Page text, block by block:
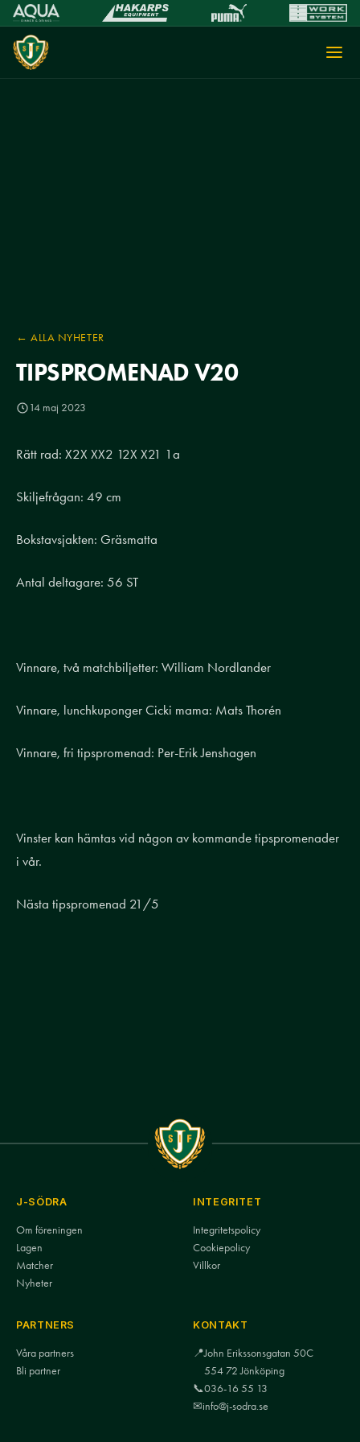
← ALLA NYHETER
TIPSPROMENAD V20
14 maj 2023
Rätt rad: X2X XX2 12X X21 1a
Skiljefrågan: 49 cm
Bokstavsjakten: Gräsmatta
Antal deltagare: 56 ST
Vinnare, två matchbiljetter: William Nordlander
Vinnare, lunchkuponger Cicki mama: Mats Thorén
Vinnare, fri tipspromenad: Per-Erik Jenshagen
Vinster kan hämtas vid någon av kommande tipspromenader
i vår.
Nästa tipspromenad 21/5
J-SÖDRA
Om föreningen
Lagen
Matcher
Nyheter
INTEGRITET
Integritetspolicy
Cookiepolicy
Villkor
PARTNERS
Våra partners
Bli partner
KONTAKT
📍John Erikssonsgatan 50C
554 72 Jönköping
📞036-16 55 13
✉info@j-sodra.se